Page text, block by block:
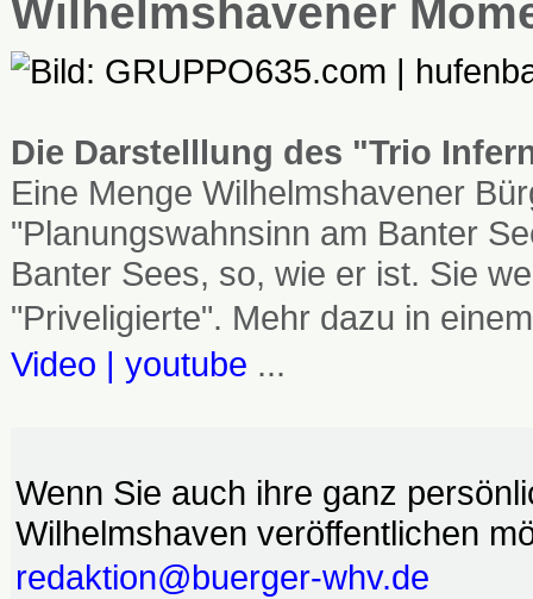
Wilhelmshavener
Die Darstelllung des "Trio
Eine Menge Wilhelmshavener
"Planungswahnsinn am Banter
Banter Sees, so, wie er ist. Sie
"Priveligierte". Mehr dazu in
Video | youtube ...
Wenn Sie auch ihre ganz
Wilhelmshaven veröffentlichen
redaktion@buerger-whv.de